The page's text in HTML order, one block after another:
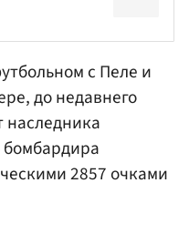
с Пеле и
до недавнего
бомбардира
2857 очками